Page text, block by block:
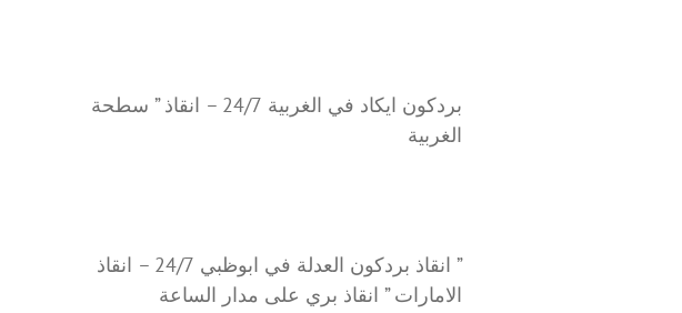
بردكون ايكاد في الغربية 24/7 – انقاذ ” سطحة
الغربية
” انقاذ بردكون العدلة في ابوظبي 24/7 – انقاذ
الامارات ” انقاذ بري على مدار الساعة